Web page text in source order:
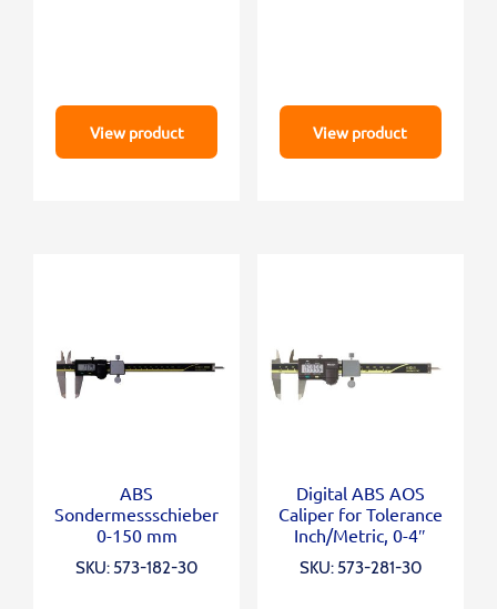
View product View product
ABS
Sondermessschieber
0-150 mm
SKU: 573-182-30
Digital ABS AOS
Caliper for Tolerance
Inch/Metric, 0-4″
SKU: 573-281-30